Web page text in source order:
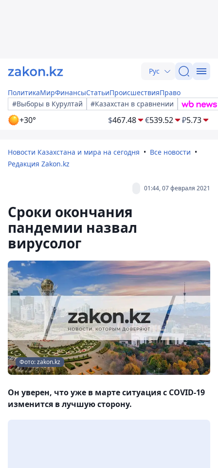
Рус
ПолитикаМирФинансыСтатьиПроисшествияПраво
#Выборы в Курултай
#Казахстан в сравнении
+30° $467.48 €539.52 ₽5.73
Новости Казахстана и мира на сегодня
Все новости
Редакция Zakon.kz
01:44, 07 февраля 2021
Сроки окончания
пандемии назвал
вирусолог
Фото: zakon.kz
Он уверен, что уже в марте ситуация с COVID-19
изменится в лучшую сторону.